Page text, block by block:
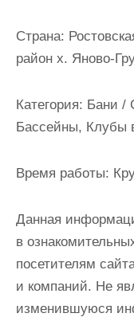
Страна:
район х. Яново-
Категория: Бани /
Бассейны, Клубы
Время работы:
Данная
в
посетителям
и компаний. Не
изменившуюся